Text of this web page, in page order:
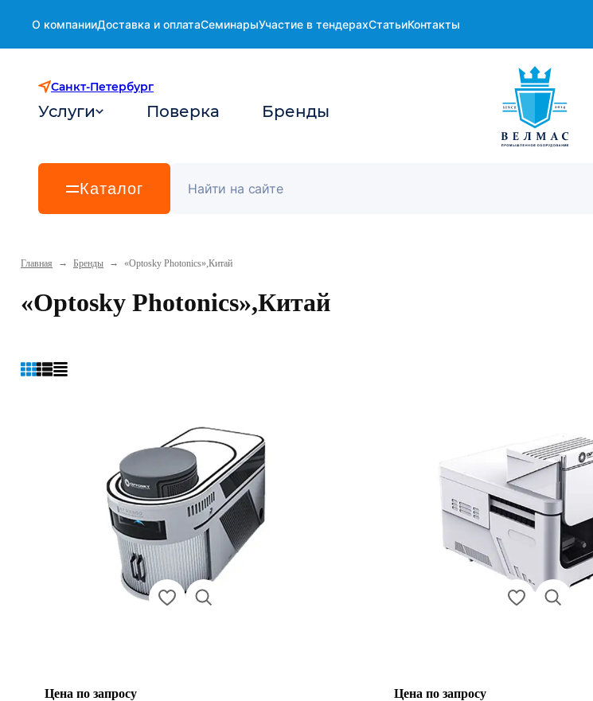
О компанииДоставка и оплатаСеминарыУчастие в тендерахСтатьиКонтакты
Санкт-Петербург
Услуги Поверка Бренды
Каталог
Главная → Бренды → «Optosky Photonics»,Китай
«Optosky Photonics»,Китай
Цена по запросу
Цена по запросу